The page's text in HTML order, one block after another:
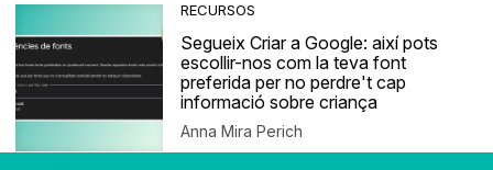
RECURSOS
Segueix Criar a Google: així pots
escollir-nos com la teva font
preferida per no perdre't cap
informació sobre criança
Anna Mira Perich